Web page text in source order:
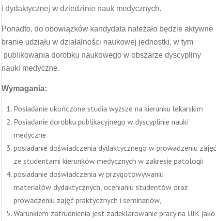
i dydaktycznej w dziedzinie nauk medycznych.
Ponadto, do obowiązków kandydata należało będzie aktywne
branie udziału w działalności naukowej jednostki, w tym
publikowania dorobku naukowego w obszarze dyscypliny
nauki medyczne.
Wymagania:
Posiadanie ukończone studia wyższe na kierunku lekarskim
Posiadanie dorobku publikacyjnego w dyscyplinie nauki
medyczne
posiadanie doświadczenia dydaktycznego w prowadzeniu zajęć
ze studentami kierunków medycznych w zakresie patologii
posiadanie doświadczenia w przygotowywaniu
materiałów dydaktycznych, ocenianiu studentów oraz
prowadzeniu zajęć praktycznych i seminariów,
Warunkiem zatrudnienia jest zadeklarowanie pracy na UJK jako